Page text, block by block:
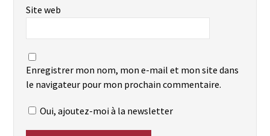
Site web
Enregistrer mon nom, mon e-mail et mon site dans
le navigateur pour mon prochain commentaire.
Oui, ajoutez-moi à la newsletter